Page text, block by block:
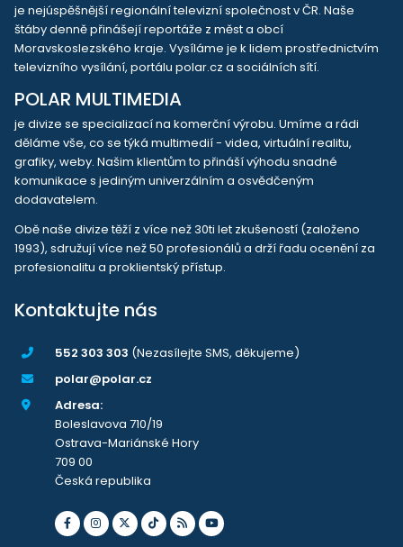
je nejúspěšnější regionální televizní společnost v ČR. Naše
štáby denně přinášejí reportáže z měst a obcí
Moravskoslezského kraje. Vysíláme je k lidem prostřednictvím
televizního vysílání, portálu polar.cz a sociálních sítí.
POLAR MULTIMEDIA
je divize se specializací na komerční výrobu. Umíme a rádi
děláme vše, co se týká multimedií - videa, virtuální realitu,
grafiky, weby. Našim klientům to přináší výhodu snadné
komunikace s jediným univerzálním a osvědčeným
dodavatelem.
Obě naše divize těží z více než 30ti let zkušeností (založeno
1993), sdružují více než 50 profesionálů a drží řadu ocenění za
profesionalitu a proklientský přístup.
Kontaktujte nás
552 303 303 (Nezasílejte SMS, děkujeme)
polar@polar.cz
Adresa:
Boleslavova 710/19
Ostrava-Mariánské Hory
709 00
Česká republika